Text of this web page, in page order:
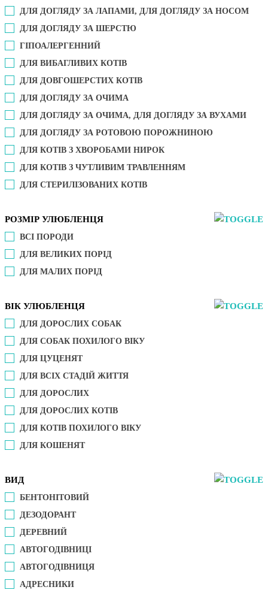
ДЛЯ ДОГЛЯДУ ЗА ЛАПАМИ, ДЛЯ ДОГЛЯДУ ЗА НОСОМ
ДЛЯ ДОГЛЯДУ ЗА ШЕРСТЮ
ГІПОАЛЕРГЕННИЙ
ДЛЯ ВИБАГЛИВИХ КОТІВ
ДЛЯ ДОВГОШЕРСТИХ КОТІВ
ДЛЯ ДОГЛЯДУ ЗА ОЧИМА
ДЛЯ ДОГЛЯДУ ЗА ОЧИМА, ДЛЯ ДОГЛЯДУ ЗА ВУХАМИ
ДЛЯ ДОГЛЯДУ ЗА РОТОВОЮ ПОРОЖНИНОЮ
ДЛЯ КОТІВ З ХВОРОБАМИ НИРОК
ДЛЯ КОТІВ З ЧУТЛИВИМ ТРАВЛЕННЯМ
ДЛЯ СТЕРИЛІЗОВАНИХ КОТІВ
РОЗМІР УЛЮБЛЕНЦЯ
ВСІ ПОРОДИ
ДЛЯ ВЕЛИКИХ ПОРІД
ДЛЯ МАЛИХ ПОРІД
ВІК УЛЮБЛЕНЦЯ
ДЛЯ ДОРОСЛИХ СОБАК
ДЛЯ СОБАК ПОХИЛОГО ВІКУ
ДЛЯ ЦУЦЕНЯТ
ДЛЯ ВСІХ СТАДІЙ ЖИТТЯ
ДЛЯ ДОРОСЛИХ
ДЛЯ ДОРОСЛИХ КОТІВ
ДЛЯ КОТІВ ПОХИЛОГО ВІКУ
ДЛЯ КОШЕНЯТ
ВИД
БЕНТОНІТОВИЙ
ДЕЗОДОРАНТ
ДЕРЕВНИЙ
АВТОГОДІВНИЦІ
АВТОГОДІВНИЦЯ
АДРЕСНИКИ